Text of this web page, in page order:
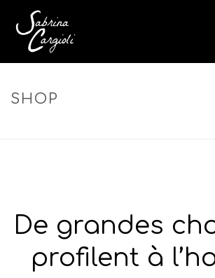
SHOP
De grandes
profilent à